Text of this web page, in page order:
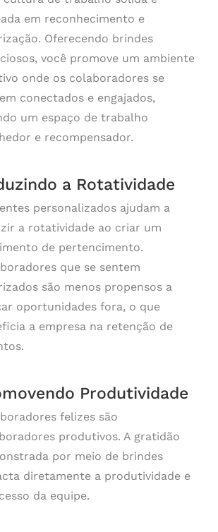
em reconhecimento e
Oferecendo brindes
você promove um ambiente
onde os colaboradores se
conectados e engajados,
um espaço de trabalho
e recompensador.
a Rotatividade
personalizados ajudam a
a rotatividade ao criar um
de pertencimento.
que se sentem
são menos propensos a
oportunidades fora, o que
a empresa na retenção de
Produtividade
felizes são
produtivos. A gratidão
por meio de brindes
diretamente a produtividade e
da equipe.